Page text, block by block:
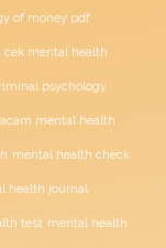
of money pdf
cek mental health
psychology
mental health
mental health check
health journal
test mental health